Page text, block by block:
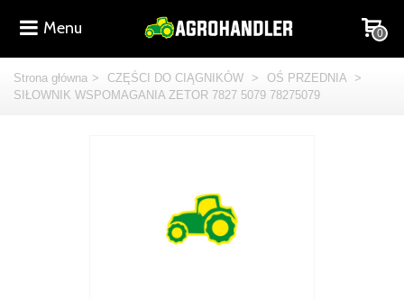
Menu 0
Strona główna > CZĘŚCI DO CIĄGNIKÓW > OŚ PRZEDNIA
>
SIŁOWNIK WSPOMAGANIA ZETOR 7827 5079 78275079